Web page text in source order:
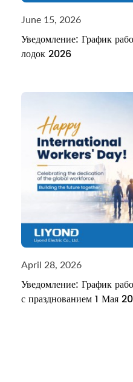
June 15, 2026
Уведомление: График
лодок 2026
April 28, 2026
Уведомление: График
с празднованием 1 Мая